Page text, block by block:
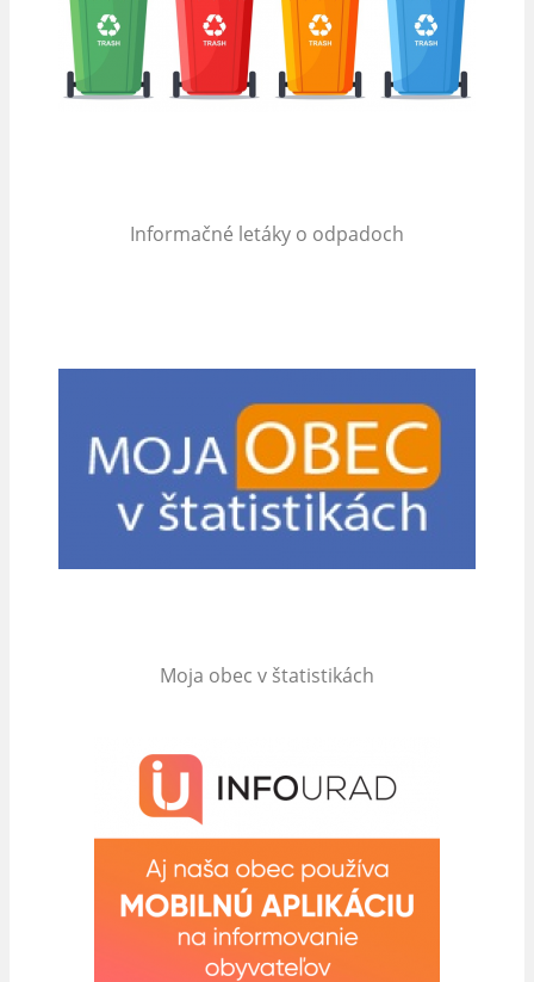
Informačné letáky o odpadoch
Moja obec v štatistikách